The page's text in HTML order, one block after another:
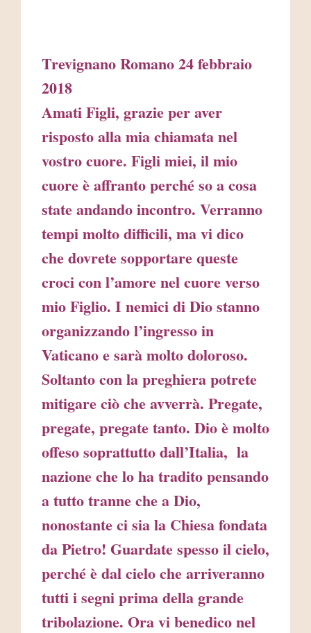
Trevignano Romano 24 febbraio
2018
Amati Figli, grazie per aver
risposto alla mia chiamata nel
vostro cuore. Figli miei, il mio
cuore è affranto perché so a cosa
state andando incontro. Verranno
tempi molto difficili, ma vi dico
che dovrete sopportare queste
croci con l’amore nel cuore verso
mio Figlio. I nemici di Dio stanno
organizzando l’ingresso in
Vaticano e sarà molto doloroso.
Soltanto con la preghiera potrete
mitigare ciò che avverrà. Pregate,
pregate, pregate tanto. Dio è molto
offeso soprattutto dall’Italia, la
nazione che lo ha tradito pensando
a tutto tranne che a Dio,
nonostante ci sia la Chiesa fondata
da Pietro! Guardate spesso il cielo,
perché è dal cielo che arriveranno
tutti i segni prima della grande
tribolazione. Ora vi benedico nel